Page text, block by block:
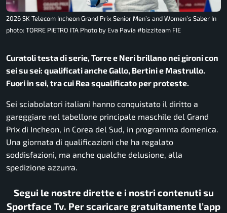
2026 SK Telecom Incheon Grand Prix Senior Men’s and Women’s Saber In
photo: TORRE PIETRO ITA Photo by Eva Pavía #bizziteam FIE
Curatoli testa di serie, Torre e Neri brillano nei gironi con
sei su sei: qualificati anche Gallo, Bertini e Mastrullo.
Fuori in sei, tra cui Rea squalificato per proteste.
Sei sciabolatori italiani hanno conquistato il diritto a
gareggiare nel tabellone principale maschile del Grand
Prix di Incheon, in Corea del Sud, in programma domenica.
Una giornata di qualificazioni che ha regalato
soddisfazioni, ma anche qualche delusione, alla
spedizione azzurra.
Segui le nostre dirette e i nostri contenuti su
Sportface Tv. Per scaricare gratuitamente l’app